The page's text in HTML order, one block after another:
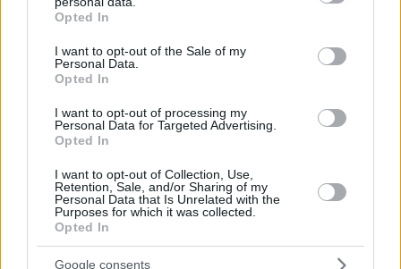
grant or deny consent to Google and its third-party tags to
use your data for below specified purposes in below Google
consent section.
Opted In
I want to opt-out of the Sale of my
Personal Data.
Opted In
I want to opt-out of processing my
Personal Data for Targeted Advertising.
Opted In
I want to opt-out of Collection, Use,
Retention, Sale, and/or Sharing of my
Personal Data that Is Unrelated with the
Purposes for which it was collected.
Opted In
Google consents
Νικολάου
Σε ό,τι αφορά τις εργασίες, ο κ. Παππάς
αναφέρει ότι πριν από κάποιο χρονικό
διάστημα έγιναν εργασίες στερέωσης του
οικοδομήματος από το Ινστιτούτο Μνημείων
του Υπουργείου Πολιτισμού της Αλβανίας.
Ακολούθησε η δεύτερη φάση εργασιών από το
Ευρωπαϊκό Κέντρο Βυζαντινών Μνημείων(που